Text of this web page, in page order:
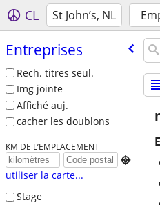
CL St John’s, NL
Entreprises
Rech. titres seul.
Img jointe
Affiché auj.
cacher les doublons
KM DE L’EMPLACEMENT

utiliser la carte...
Stage